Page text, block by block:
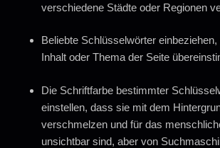
verschiedene Städte oder Regionen
Beliebte Schlüsselwörter
Inhalt oder Thema der Seite
Die Schriftfarbe bestimmter
einstellen, dass sie mit dem
verschmelzen und für das
unsichtbar sind, aber von